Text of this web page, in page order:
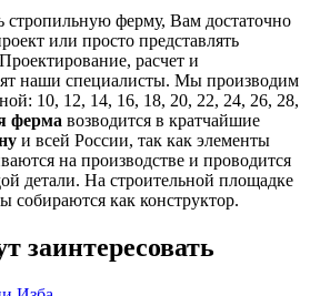
стропильную ферму, Вам достаточно
или просто представлять
расчет и
наши специалисты. Мы производим
10, 12, 14, 16, 18, 20, 22, 24, 26, 28,
ферма возводится в кратчайшие
и всей России, так как элементы
на производстве и проводится
детали. На строительной площадке
как конструктор.
заинтересовать